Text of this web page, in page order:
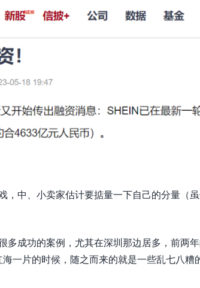
中、小卖家估计要掂量一下自己的分量（
多成功的案例，尤其在深圳那边居多，前两
一片的时候，随之而来的就是一些乱七八糟